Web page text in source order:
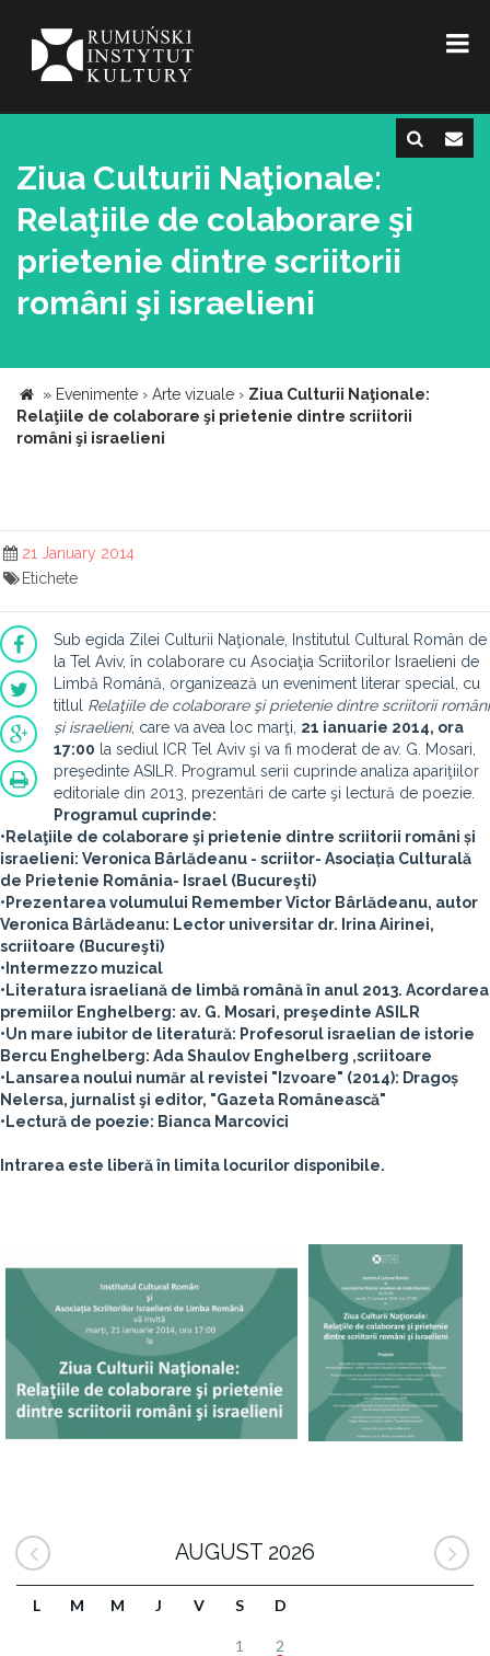
Ziua Culturii Naţionale:
Relaţiile de colaborare şi
prietenie dintre scriitorii
români şi israelieni
» Evenimente › Arte vizuale › Ziua Culturii Naţionale:
Relaţiile de colaborare şi prietenie dintre scriitorii
români şi israelieni
21 January 2014
Etichete
Sub egida Zilei Culturii Naţionale, Institutul Cultural Român de
la Tel Aviv, în colaborare cu Asociaţia Scriitorilor Israelieni de
Limbă Română, organizează un eveniment literar special, cu
titlul Relaţiile de colaborare şi prietenie dintre scriitorii români
și israelieni, care va avea loc marţi, 21 ianuarie 2014, ora
17:00 la sediul ICR Tel Aviv şi va fi moderat de av. G. Mosari,
preşedinte ASILR. Programul serii cuprinde analiza apariţiilor
editoriale din 2013, prezentări de carte şi lectură de poezie.
Programul cuprinde:
•Relaţiile de colaborare şi prietenie dintre scriitorii români și
israelieni: Veronica Bârlădeanu - scriitor- Asociația Culturală
de Prietenie România- Israel (Bucureşti)
•Prezentarea volumului Remember Victor Bârlădeanu, autor
Veronica Bârlădeanu: Lector universitar dr. Irina Airinei,
scriitoare (Bucureşti)
•Intermezzo muzical
•Literatura israeliană de limbă română în anul 2013. Acordarea
premiilor Enghelberg: av. G. Mosari, preşedinte ASILR
•Un mare iubitor de literatură: Profesorul israelian de istorie
Bercu Enghelberg: Ada Shaulov Enghelberg ,scriitoare
•Lansarea noului număr al revistei "Izvoare" (2014): Dragoș
Nelersa, jurnalist şi editor, "Gazeta Românească"
•Lectură de poezie: Bianca Marcovici
Intrarea este liberă în limita locurilor disponibile.
AUGUST 2026
L M M J V S D
1 2